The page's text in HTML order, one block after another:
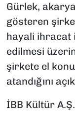
Gürlek,
gösteren
hayali ihracat
edilmesi
şirkete el
atandığını
İBB Kültür